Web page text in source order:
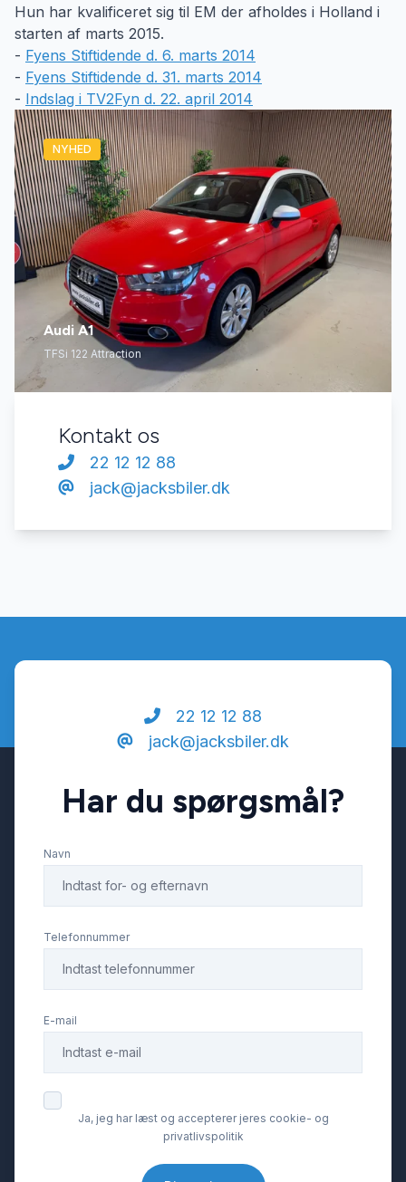
Hun har kvalificeret sig til EM der afholdes i Holland i
starten af marts 2015.
- Fyens Stiftidende d. 6. marts 2014
- Fyens Stiftidende d. 31. marts 2014
- Indslag i TV2Fyn d. 22. april 2014
NYHED
Audi A1
TFSi 122 Attraction
Kontakt os
22 12 12 88
jack@jacksbiler.dk
22 12 12 88
jack@jacksbiler.dk
Har du spørgsmål?
Navn
Telefonnummer
E-mail
Ja, jeg har læst og accepterer jeres cookie- og
privatlivspolitik